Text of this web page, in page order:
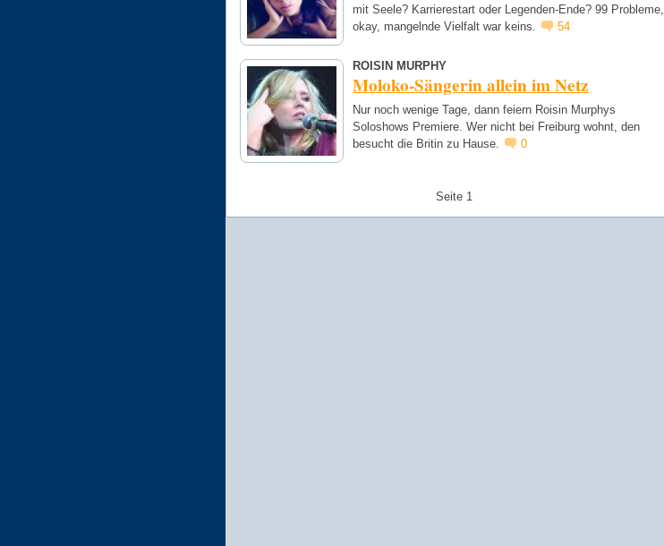
mit Seele? Karrierestart oder Legenden-Ende? 99 Probleme,
okay, mangelnde Vielfalt war keins.
54
ROISIN MURPHY
Moloko-Sängerin allein im Netz
Nur noch wenige Tage, dann feiern Roisin Murphys
Soloshows Premiere. Wer nicht bei Freiburg wohnt, den
besucht die Britin zu Hause.
0
Seite 1